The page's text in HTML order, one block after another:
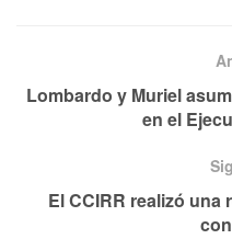
Lombardo y Muriel
en el
El CCIRR realizó